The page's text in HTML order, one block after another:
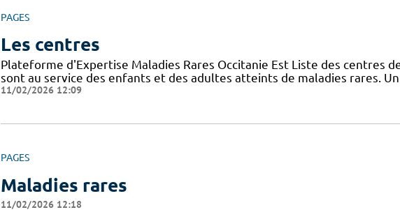
PAGES
Les centres
Plateforme d'Expertise Maladies Rares Occitanie Est Liste des centres
sont au service des enfants et des adultes atteints de maladies rares.
11/02/2026 12:09
PAGES
Maladies rares
11/02/2026 12:18